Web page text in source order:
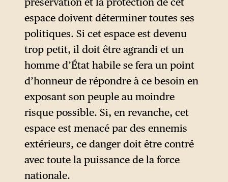
retient l’idée d’une croissance
exponentielle de l’espèce
humaine qui ne pourrait que
conduire à un décalage
mortifère entre le nombre des
hommes et la quantité des
ressources disponibles pour
subvenir à leurs besoins.
Assimilant les États à des
organismes vivants en lutte
perpétuelle pour la survie de
espace doivent déterminer toutes ses
politiques. Si cet espace est devenu
trop petit, il doit être agrandi et un
homme d’État habile se fera un point
d’honneur de répondre à ce besoin en
exposant son peuple au moindre
risque possible. Si, en revanche, cet
espace est menacé par des ennemis
extérieurs, ce danger doit être contré
avec toute la puissance de la force
nationale.